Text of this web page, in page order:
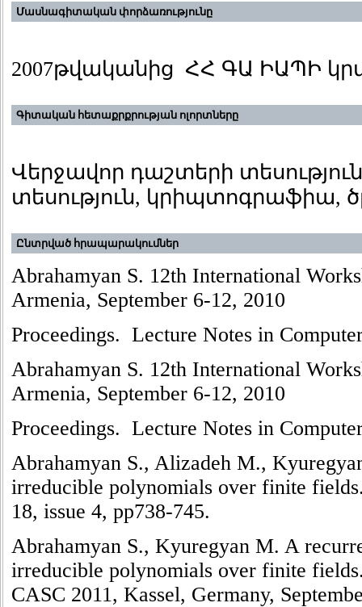
Մասնագիտական փորձառությունը
2007թվականից ՀՀ ԳԱ ԻԱՊԻ
Գիտական հետաքրքրության ոլորտները
Վերջավոր դաշտերի
տեսություն, կրիպտոգրաֆիա,
Ընտրված հրապարակումներ
Abrahamyan S. 12th International
Armenia, September 6-12, 2010
Proceedings. Lecture Notes in
Abrahamyan S. 12th International
Armenia, September 6-12, 2010
Proceedings. Lecture Notes in
Abrahamyan S., Alizadeh M.,
irreducible polynomials over finite
18, issue 4, pp738-745.
Abrahamyan S., Kyuregyan M. A
irreducible polynomials over finite
CASC 2011, Kassel, Germany,